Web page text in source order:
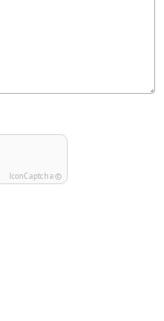
IconCaptcha ©